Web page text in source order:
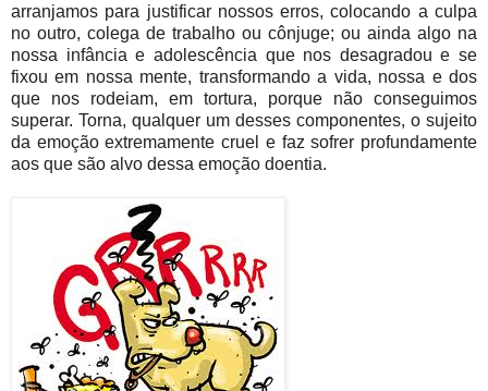
arranjamos para justificar nossos erros, colocando a culpa
no outro, colega de trabalho ou cônjuge; ou ainda algo na
nossa infância e adolescência que nos desagradou e se
fixou em nossa mente, transformando a vida, nossa e dos
que nos rodeiam, em tortura, porque não conseguimos
superar. Torna, qualquer um desses componentes, o sujeito
da emoção extremamente cruel e faz sofrer profundamente
aos que são alvo dessa emoção doentia.